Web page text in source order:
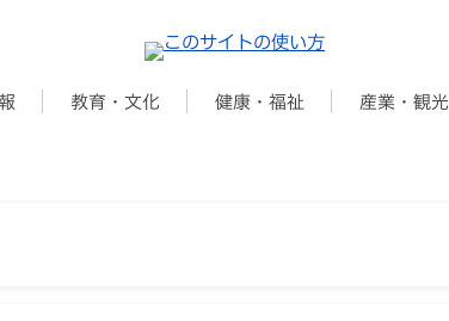
教育・文化 健康・福祉 産業・観光